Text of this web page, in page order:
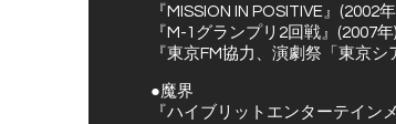
『MISSION IN POSITIVE』(2002
『M-1グランプリ2回戦』(2007年)
『東京FM協力、演劇祭「東京
●魔界
『ハイブリットエンターテイ